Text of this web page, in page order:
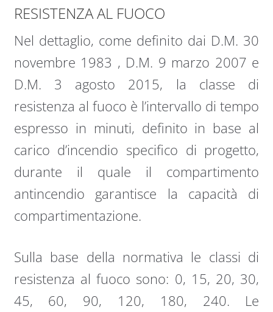
RESISTENZA AL FUOCO
Nel dettaglio, come definito dai D.M. 30
novembre 1983 , D.M. 9 marzo 2007 e
D.M. 3 agosto 2015, la classe di
resistenza al fuoco è l’intervallo di tempo
espresso in minuti, definito in base al
carico d’incendio specifico di progetto,
durante il quale il compartimento
antincendio garantisce la capacità di
compartimentazione.
Sulla base della normativa le classi di
resistenza al fuoco sono: 0, 15, 20, 30,
45, 60, 90, 120, 180, 240. Le